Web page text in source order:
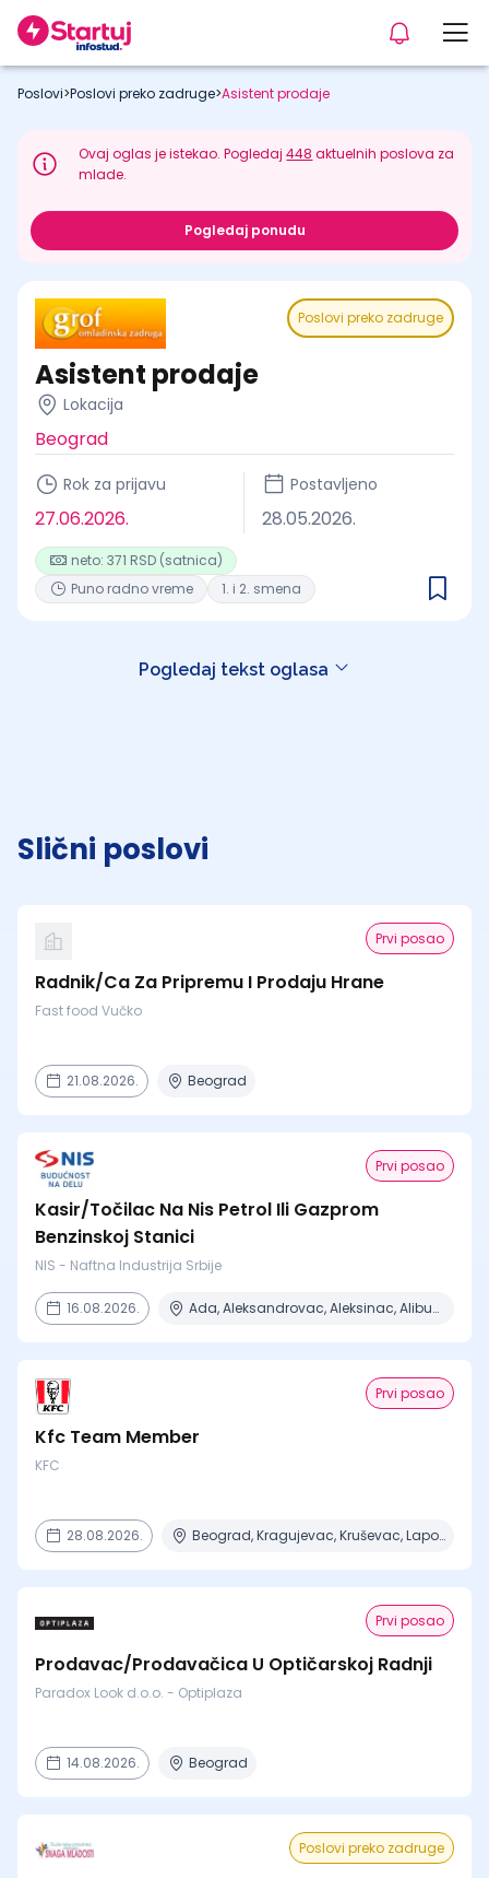
Poslovi>Poslovi preko zadruge>Asistent prodaje
Ovaj oglas je istekao. Pogledaj448 aktuelnih poslova za
mlade.
Pogledaj ponudu
Poslovi preko zadruge
Asistent prodaje
Lokacija
Beograd
Rok za prijavu
27.06.2026.
Postavljeno
28.05.2026.
neto: 371 RSD (satnica)
Puno radno vreme
1. i 2. smena
Pogledaj tekst oglasa
Slični poslovi
Prvi posao
Radnik/Ca Za Pripremu I Prodaju Hrane
Fast food Vučko
21.08.2026. Beograd
Prvi posao
Kasir/Točilac Na Nis Petrol Ili Gazprom
Benzinskoj Stanici
NIS - Naftna Industrija Srbije
16.08.2026. Ada, Aleksandrovac, Aleksinac, Alibunar, Apatin + 206 mesta
Prvi posao
Kfc Team Member
KFC
28.08.2026. Beograd, Kragujevac, Kruševac, Lapovo, Niš + 4 mesta
Prvi posao
Prodavac/Prodavačica U Optičarskoj Radnji
Paradox Look d.o.o. - Optiplaza
14.08.2026. Beograd
Poslovi preko zadruge